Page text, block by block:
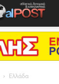
Ελλάδα